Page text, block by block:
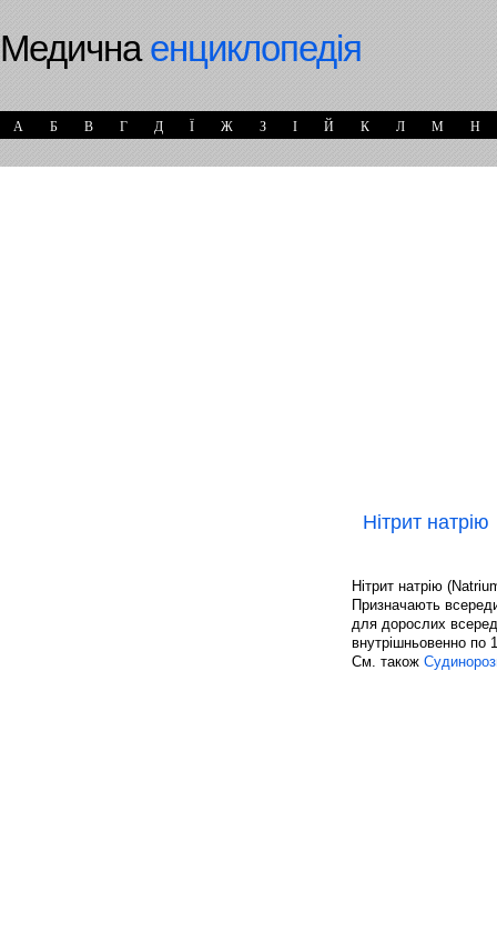
Медичнаенциклопедія
А Б В Г Д Ї Ж З І Й К Л М Н
Нітрит натрію
Нітрит натрію
Призначають
для дорослих
внутрішньовенно по
См. також